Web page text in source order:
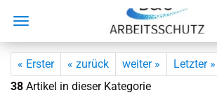
« Erster « zurück weiter »
Letzter »
38 Artikel in dieser Kategorie